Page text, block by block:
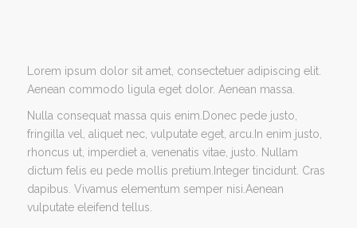
Lorem ipsum dolor sit amet, consectetuer adipiscing elit.
Aenean commodo ligula eget dolor. Aenean massa.
Nulla consequat massa quis enim.Donec pede justo,
fringilla vel, aliquet nec, vulputate eget, arcu.In enim justo,
rhoncus ut, imperdiet a, venenatis vitae, justo. Nullam
dictum felis eu pede mollis pretium.Integer tincidunt. Cras
dapibus. Vivamus elementum semper nisi.Aenean
vulputate eleifend tellus.